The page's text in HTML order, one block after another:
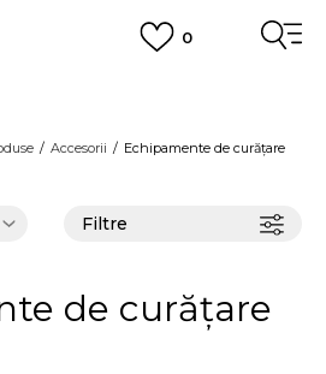
0
fără card de credit cu Klarna
Accesorii Echipamente de curățare
Filtre
de curățare